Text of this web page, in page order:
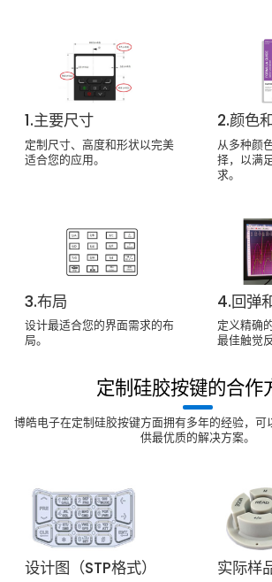
1.主要尺寸
定制尺寸、高度和形状以完美
适合您的应用。
2.颜色
从多种颜
择，以满
求。
3.布局
设计最适合您的界面需求的布
局。
4.回弹
定义精确
最佳触觉
定制硅胶按键的合作
博皓电子在定制硅胶按键方面拥有多年的经验，可
供最优质的解决方案。
设计图（STP格式） 实际样